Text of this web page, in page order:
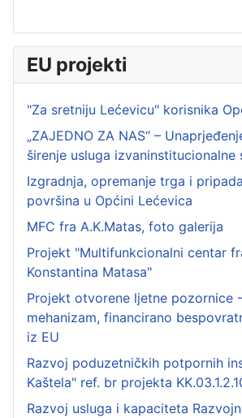
EU projekti
"Za sretniju Lećevicu" korisnika
„ZAJEDNO ZA NAS“ –
širenje usluga izvaninstitucionalne
Izgradnja, opremanje trga i
površina u Općini Lećevica
MFC fra A.K.Matas, foto galerija
Projekt "Multifunkcionalni centar
Konstantina Matasa"
Projekt otvorene ljetne pozornice
mehanizam, financirano
iz EU
Razvoj poduzetničkih potpornih
Kaštela" ref. br projekta
Razvoj usluga i kapaciteta